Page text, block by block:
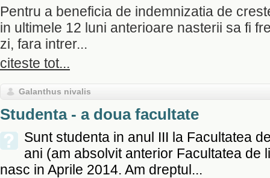
Pentru a beneficia de indemnizatia de
in ultimele 12 luni anterioare nasterii sa fi
zi, fara intrer...
citeste tot...
Galanthus nivalis
Studenta - a doua facultate
Sunt studenta in anul III la Facultatea
ani (am absolvit anterior Facultatea de
nasc in Aprile 2014. Am dreptul...